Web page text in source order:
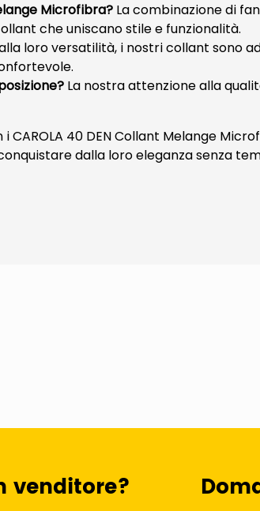
Microfibra? La combinazione di
che uniscano stile e funzionalità.
loro versatilità, i nostri collant sono
La nostra attenzione alla
40 DEN Collant Melange
dalla loro eleganza senza
venditore?